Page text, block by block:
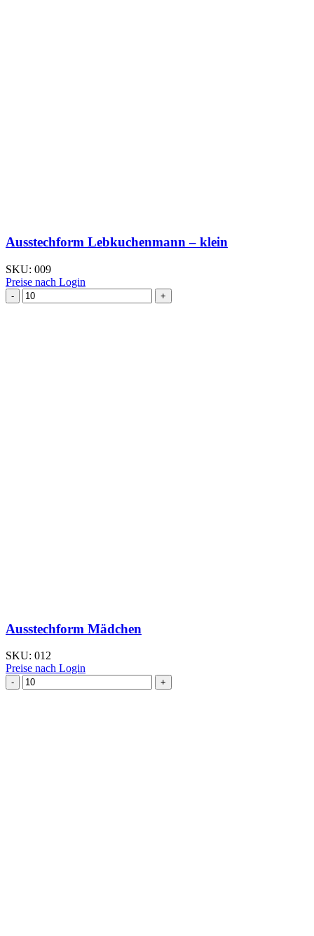
Ausstechform Lebkuchenmann – klein
SKU: 009
Preise nach Login
Ausstechform Lebkuchenmann
–
Ausstechform Mädchen
SKU: 012
Preise nach Login
Ausstechform Mädchen
Menge